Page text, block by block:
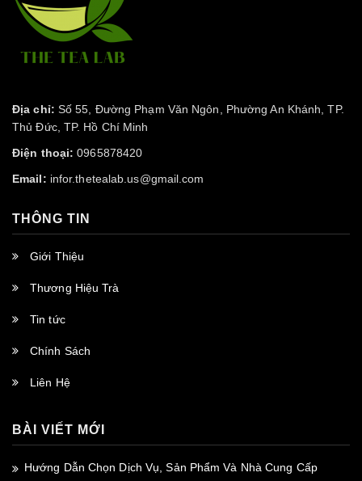
Địa chỉ: Số 55, Đường Phạm Văn Ngôn, Phường An Khánh, TP.
Thủ Đức, TP. Hồ Chí Minh
Điện thoại: 0965878420
Email: infor.thetealab.us@gmail.com
THÔNG TIN
Giới Thiệu
Thương Hiệu Trà
Tin tức
Chính Sách
Liên Hệ
BÀI VIẾT MỚI
Hướng Dẫn Chọn Dịch Vụ, Sản Phẩm Và Nhà Cung Cấp